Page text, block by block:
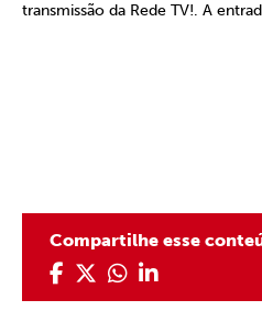
transmissão da Rede TV!. A
Compartilhe esse